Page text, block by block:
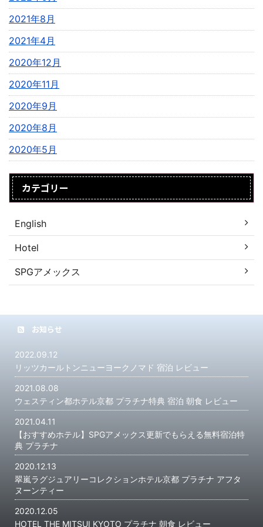
2021年8月
2021年4月
2020年12月
2020年11月
2020年9月
2020年8月
2020年5月
カテゴリー
English
Hotel
SPGアメックス
お知らせ
2022.09.12
リッツカールトンニューヨークノマド 宿泊 レビュー
2021.08.08
ウェスティン都ホテル京都 プラチナ特典 宿泊 朝食 レビュー
2021.04.11
【おすすめホテル】SPGアメックス更新でもらえる無料宿泊特
典 プラチナ
2020.12.13
翠嵐ラグジュアリーコレクションホテル京都 プラチナ アフタ
ヌーンティー
2020.12.05
HOTEL THE MITSUI KYOTO プラチナ 朝食 レビュー